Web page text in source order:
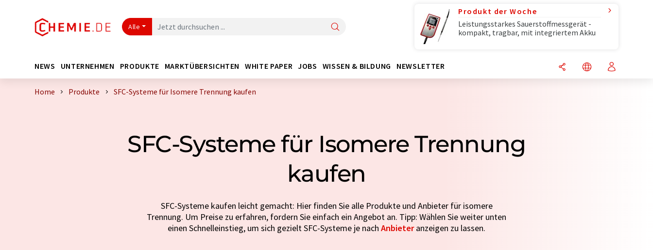
Alle
Produkt der Woche
Leistungsstarkes Sauerstoffmessgerät -
kompakt, tragbar, mit integriertem Akku
NEWS UNTERNEHMEN PRODUKTE MARKTÜBERSICHTEN WHITE PAPER JOBS WISSEN & BILDUNG NEWSLETTER
Home Produkte SFC-Systeme für Isomere Trennung kaufen
SFC-Systeme für Isomere Trennung
kaufen
SFC-Systeme kaufen leicht gemacht: Hier finden Sie alle Produkte und Anbieter für isomere
Trennung. Um Preise zu erfahren, fordern Sie einfach ein Angebot an. Tipp: Wählen Sie weiter unten
einen Schnelleinstieg, um sich gezielt SFC-Systeme je nach Anbieteranzeigen zu lassen.